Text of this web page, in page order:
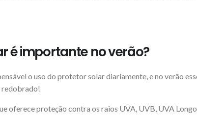
é importante no verão?
o uso do protetor solar diariamente, e no verão
redobrado!
oferece proteção contra os raios UVA, UVB, UVA Longo,